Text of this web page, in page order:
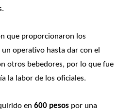
que proporcionaron los
operativo hasta dar con el
otros bebedores, por lo que fue
la labor de los oficiales.
en 600 pesos por una